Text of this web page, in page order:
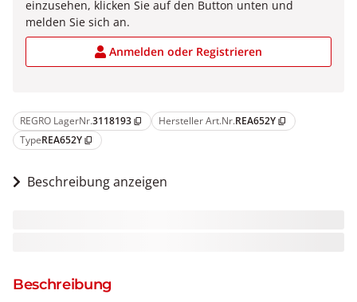
REGRO LagerNr.3118193 content_copy Hersteller Art.Nr.REA652Y content_copy
TypeREA652Y content_copy
Beschreibung anzeigen
Beschreibung
einzusehen, klicken Sie auf den Button unten und
melden Sie sich an.
Anmelden oder Registrieren